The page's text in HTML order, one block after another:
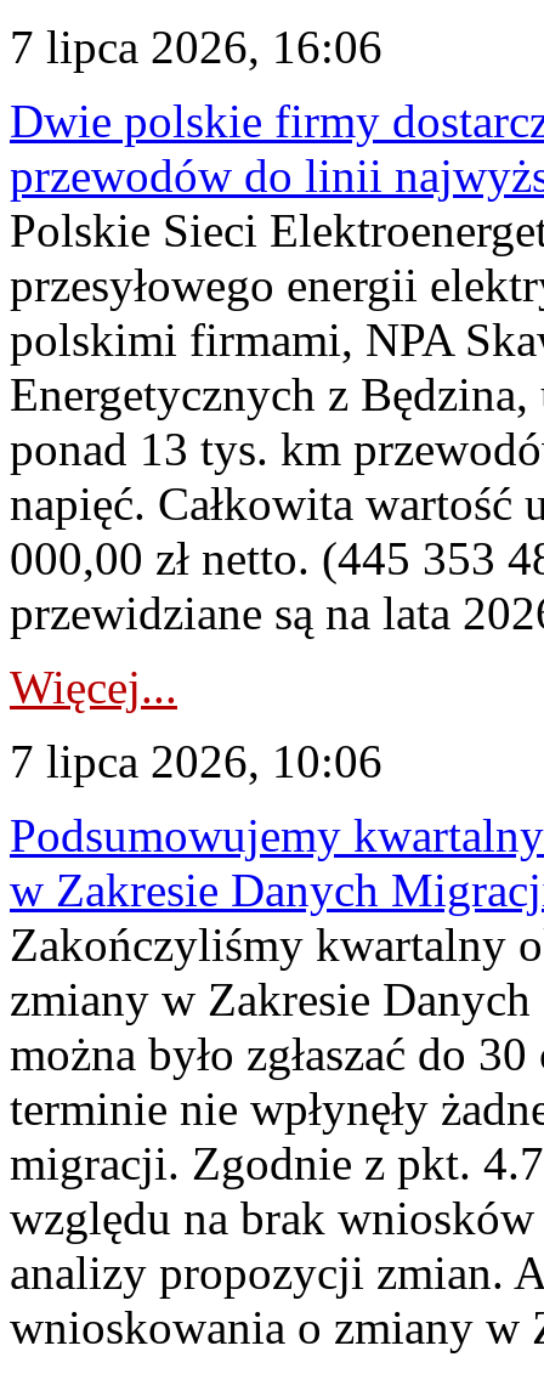
7 lipca 2026, 16:06
Dwie polskie firmy
przewodów do linii
Polskie Sieci
przesyłowego energii
polskimi firmami, NPA
Energetycznych z
ponad 13 tys. km
napięć. Całkowita
000,00 zł netto. (445 353
przewidziane są na lata
Więcej...
7 lipca 2026, 10:06
Podsumowujemy
w Zakresie Danych
Zakończyliśmy kwartalny
zmiany w Zakresie
można było zgłaszać do
terminie nie wpłynęły
migracji. Zgodnie z pkt.
względu na brak
analizy propozycji zmian.
wnioskowania o zmiany w